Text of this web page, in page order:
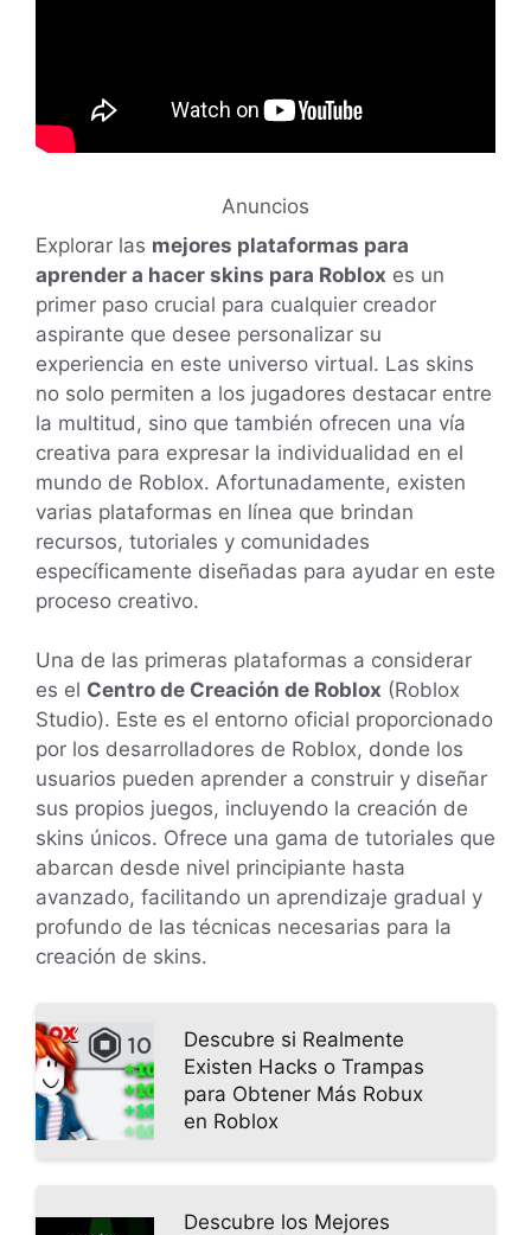
Anuncios
Explorar las mejores plataformas para
aprender a hacer skins para Roblox es un
primer paso crucial para cualquier creador
aspirante que desee personalizar su
experiencia en este universo virtual. Las skins
no solo permiten a los jugadores destacar entre
la multitud, sino que también ofrecen una vía
creativa para expresar la individualidad en el
mundo de Roblox. Afortunadamente, existen
varias plataformas en línea que brindan
recursos, tutoriales y comunidades
específicamente diseñadas para ayudar en este
proceso creativo.
Una de las primeras plataformas a considerar
es el Centro de Creación de Roblox (Roblox
Studio). Este es el entorno oficial proporcionado
por los desarrolladores de Roblox, donde los
usuarios pueden aprender a construir y diseñar
sus propios juegos, incluyendo la creación de
skins únicos. Ofrece una gama de tutoriales que
abarcan desde nivel principiante hasta
avanzado, facilitando un aprendizaje gradual y
profundo de las técnicas necesarias para la
creación de skins.
Descubre si Realmente
Existen Hacks o Trampas
para Obtener Más Robux
en Roblox
Descubre los Mejores